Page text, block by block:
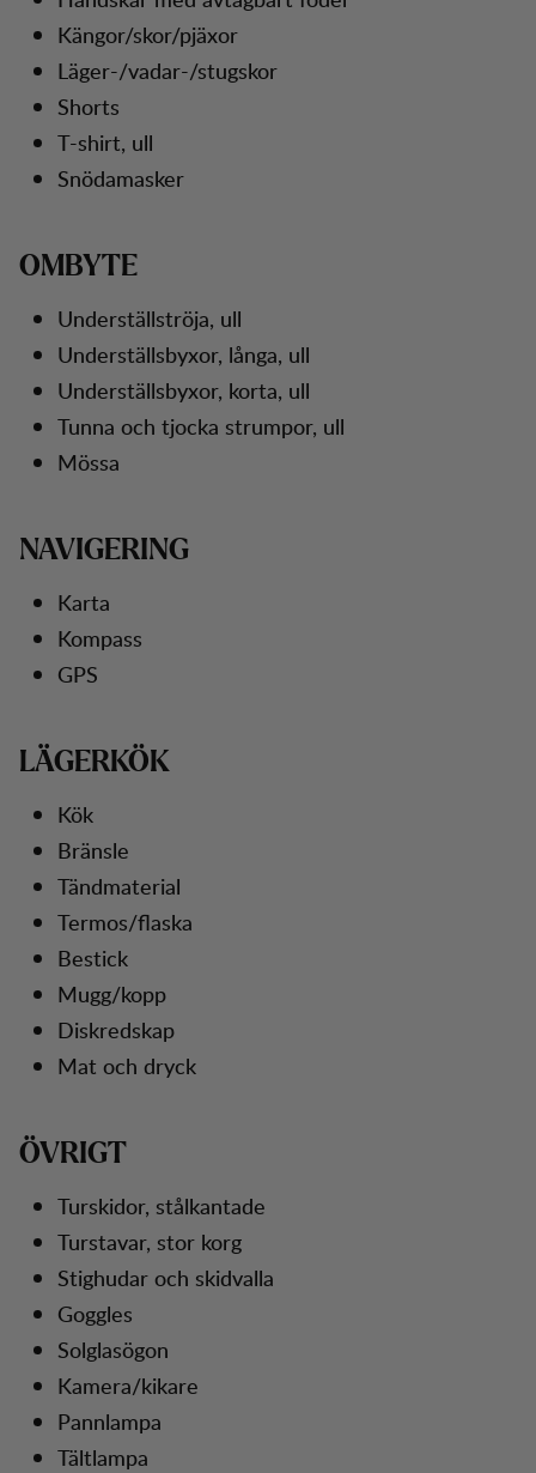
Kängor/skor/pjäxor
Läger-/vadar-/stugskor
Shorts
T-shirt, ull
Snödamasker
OMBYTE
Underställströja, ull
Underställsbyxor, långa, ull
Underställsbyxor, korta, ull
Tunna och tjocka strumpor, ull
Mössa
NAVIGERING
Karta
Kompass
GPS
LÄGERKÖK
Kök
Bränsle
Tändmaterial
Termos/flaska
Bestick
Mugg/kopp
Diskredskap
Mat och dryck
ÖVRIGT
Turskidor, stålkantade
Turstavar, stor korg
Stighudar och skidvalla
Goggles
Solglasögon
Kamera/kikare
Pannlampa
Tältlampa